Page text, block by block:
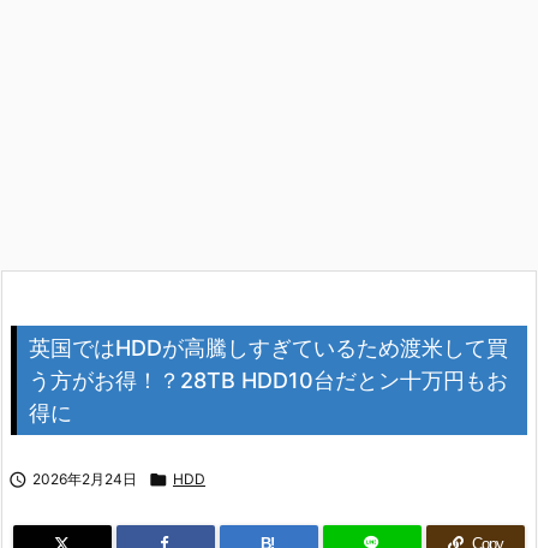
英国ではHDDが高騰しすぎているため渡米して買
う方がお得！？28TB HDD10台だとン十万円もお
得に
 2026年2月24日  HDD
B! Copy